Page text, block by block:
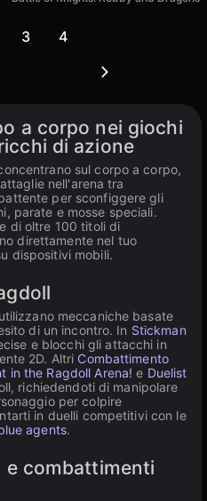
3 4
a corpo nei giochi
di azione
sul corpo a corpo,
nell'arena tra
per sconfiggere gli
parate e mosse speciali.
di oltre 100 titoli di
direttamente nel tuo
dispositivi mobili.
meccaniche basate
di un incontro. In Stickman
e blocchi gli attacchi in
2D. Altri Combattimento
in the Ragdoll Arena!e Duelist
richiedendoti di manipolare
per colpire
in duelli competitivi con le
agents.
e combattimenti